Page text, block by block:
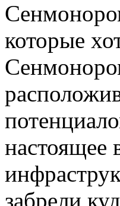
которые
настоящее
забрели